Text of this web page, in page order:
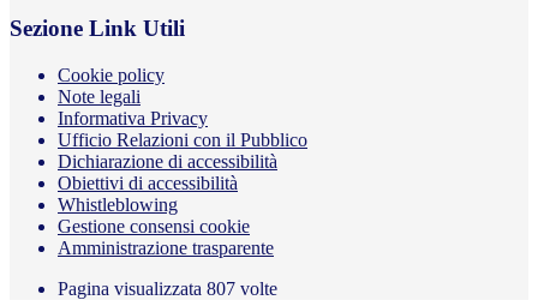
Sezione Link Utili
Cookie policy
Note legali
Informativa Privacy
Ufficio Relazioni con il Pubblico
Dichiarazione di accessibilità
Obiettivi di accessibilità
Whistleblowing
Gestione consensi cookie
Amministrazione trasparente
Pagina visualizzata 807 volte